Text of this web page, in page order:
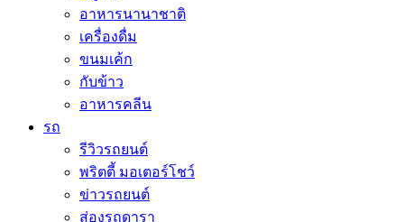
อาหารนานาชาติ
เครื่องดื่ม
ขนมเค้ก
กับข้าว
อาหารคลีน
รถ
รีวิวรถยนต์
พริตตี้ มอเตอร์โชว์
ข่าวรถยนต์
ส่องรถดารา